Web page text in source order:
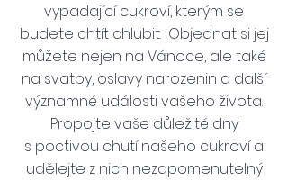
vypadající cukroví, kterým se
budete chtít chlubit. Objednat si jej
můžete nejen na Vánoce, ale také
na svatby, oslavy narozenin a další
významné události vašeho života.
Propojte vaše důležité dny
s poctivou chutí našeho cukroví a
udělejte z nich nezapomenutelný